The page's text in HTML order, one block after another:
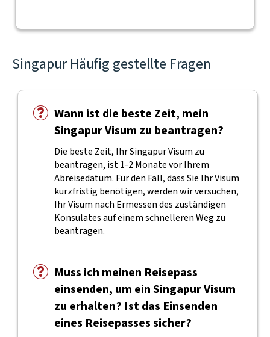
Singapur Häufig gestellte Fragen
Wann ist die beste Zeit, mein
Singapur Visum zu beantragen?
Die beste Zeit, Ihr Singapur Visum zu
beantragen, ist 1-2 Monate vor Ihrem
Abreisedatum. Für den Fall, dass Sie Ihr Visum
kurzfristig benötigen, werden wir versuchen,
Ihr Visum nach Ermessen des zuständigen
Konsulates auf einem schnelleren Weg zu
beantragen.
Muss ich meinen Reisepass
einsenden, um ein Singapur Visum
zu erhalten? Ist das Einsenden
eines Reisepasses sicher?